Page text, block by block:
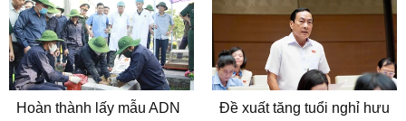
Hoàn thành lấy mẫu ADN
Đề xuất tăng tuổi nghỉ hưu